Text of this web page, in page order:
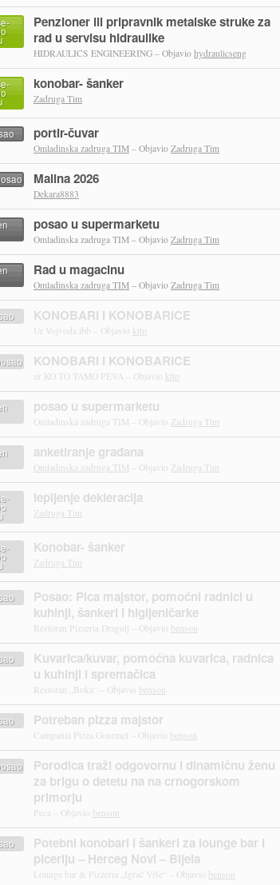
Penzioner ili pripravnik metalske struke za
rad u servisu hidraulike
HIDRAULICS ENGINEERING – Objavio hydraulicseng
konobar- šanker
Zadruga Tim
portir-čuvar
Omladinska zadruga TIM – Objavio Zadruga Tim
Malina 2026
Dekara8883
posao u supermarketu
Omladinska zadruga TIM – Objavio Zadruga Tim
Rad u magacinu
Omladinska zadruga TIM – Objavio Zadruga Tim
KONOBARI I KONOBARICE
Ur Vojvoda ibb – Objavio kttp
KONOBARI I KONOBARICE
ur KO TO TAMO PEVA – Objavio kttp
posao u supermarketu
Omladinska zadruga TIM – Objavio Zadruga Tim
anketiranje građana
Omladinska zadruga TIM – Objavio Zadruga Tim
lepljenje dekleracija
Zadruga Tim
Konobar- šanker
Zadruga Tim
Posao: Pica majstor, pomoćni radnici u
kuhinji, šankeri i higijeničarke
Restoran Pizzeria Dragulj – Objavio benson
Kuvarica/kuvar, pomoćna kuvarica, radnica
u kuhinji i spremačica
Restoran „Boka“ – Objavio benson
Potreban pizza majstor
Campania Pizza Gourmet – Objavio benson
Porodica traži odgovornu i dinamičnu ženu
za brigu o detetu na na crnogorskom
primorju
Peca – Objavio benson
Potebni konobari i šankeri za lounge bar i
piceriju – Herceg Novi – Bijela
Lounge bar & Pizzeria „Igrač Više“ – Objavio benson